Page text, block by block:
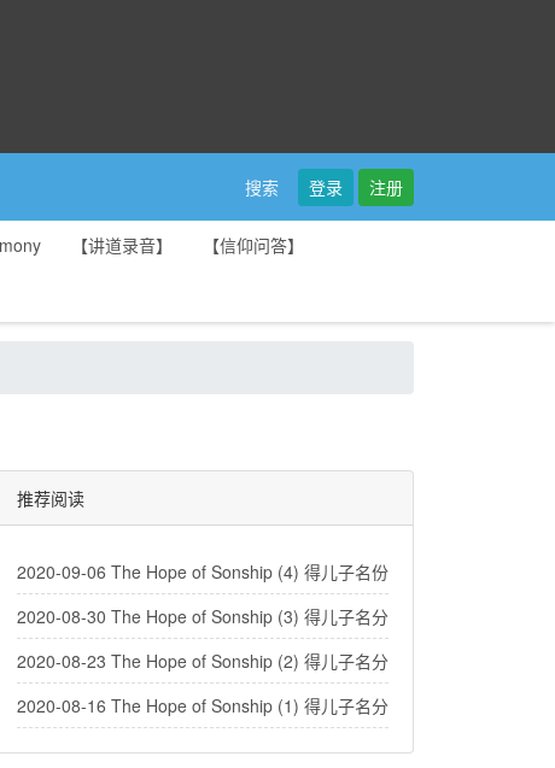
搜索 登录 注册
【讲道录音】 【信仰问答】
推荐阅读
2020-09-06 The Hope of Sonship (4) 得儿子名份的盼望（4）
2020-08-30 The Hope of Sonship (3) 得儿子名分的盼望（3）
2020-08-23 The Hope of Sonship (2) 得儿子名分的盼望(2)
2020-08-16 The Hope of Sonship (1) 得儿子名分的盼望 (1)